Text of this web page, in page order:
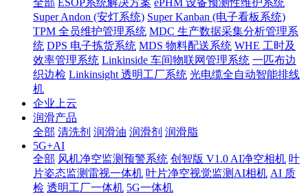
全部 ESOP系统解决方案 ePHM 设备预测性维护系统
Super Andon (安灯系统) Super Kanban (电子看板系统)
TPM 全员维护管理系统 MDC 生产数据采集分析管理系
统 DPS 电子拣货系统 MDS 物料配送系统 WHE 工时及
效率管理系统 Linkinside 车间物联网管理系统 一匹布边
织边检 Linkinsight 透明工厂系统 光电缆全自动智能排线
机
企业上云
润滑产品
全部 清洗剂 润滑油 润滑剂 润滑脂
5G+AI
全部 风机净空监测预警系统 创智版 V1.0 AI净空相机 叶
片姿态监测雷视一体机 叶片净空视觉监测AI相机 AI 质
检 透明工厂一体机 5G一体机